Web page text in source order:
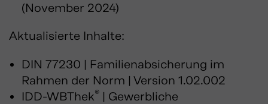
(November 2024)
Aktualisierte Inhalte:
DIN 77230 | Familienabsicherung im
Rahmen der Norm | Version 1.02.002
IDD-WBThek® | Gewerbliche